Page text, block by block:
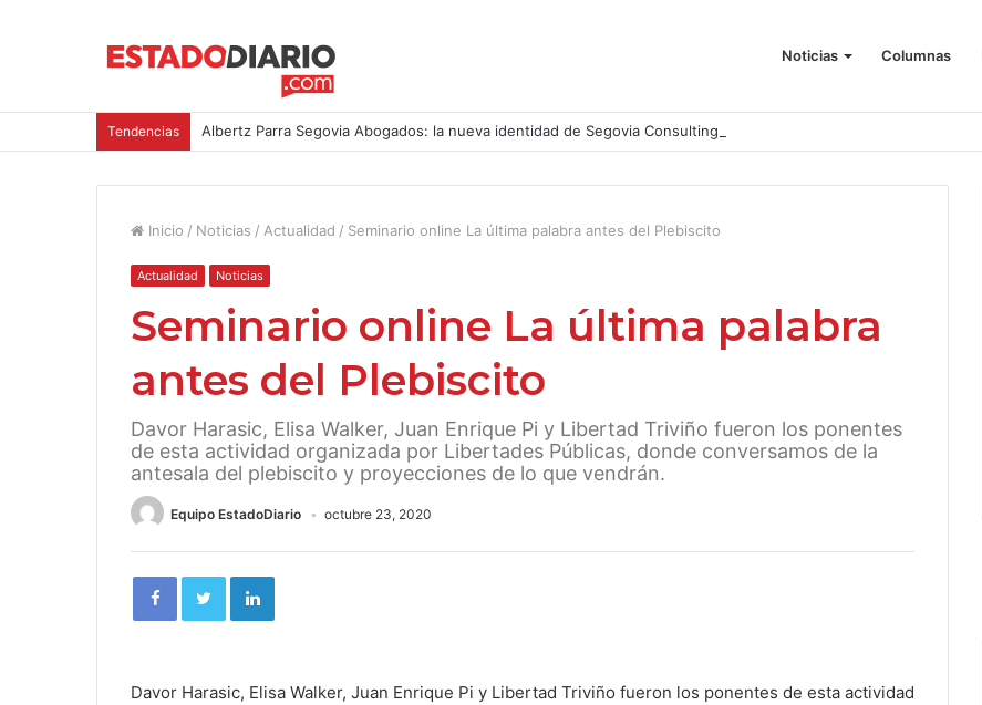
Noticias Columnas
Tendencias Albertz Parra Segovia Abogados: la nueva identidad de Segovia Consulting
Inicio / Noticias / Actualidad / Seminario online La última palabra antes del Plebiscito
Actualidad Noticias
Seminario online La última palabra
antes del Plebiscito
Davor Harasic, Elisa Walker, Juan Enrique Pi y Libertad Triviño fueron los ponentes
de esta actividad organizada por Libertades Públicas, donde conversamos de la
antesala del plebiscito y proyecciones de lo que vendrán.
Equipo EstadoDiario octubre 23, 2020
Davor Harasic, Elisa Walker, Juan Enrique Pi y Libertad Triviño fueron los ponentes de esta actividad